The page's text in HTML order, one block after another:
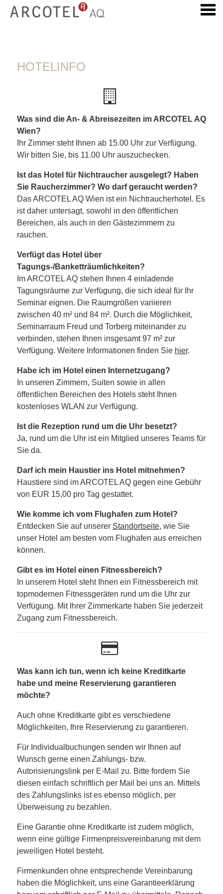
HOTELINFO
Was sind die An- & Abreisezeiten im ARCOTEL AQ
Wien?
Ihr Zimmer steht Ihnen ab 15.00 Uhr zur Verfügung.
Wir bitten Sie, bis 11.00 Uhr auszuchecken.
Ist das Hotel für Nichtraucher ausgelegt? Haben
Sie Raucherzimmer? Wo darf geraucht werden?
Das ARCOTEL AQ Wien ist ein Nichtraucherhotel. Es
ist daher untersagt, sowohl in den öffentlichen
Bereichen, als auch in den Gästezimmern zu
rauchen.
Verfügt das Hotel über
Tagungs-/Banketträumlichkeiten?
Im ARCOTEL AQ stehen Ihnen 4 einladende
Tagungsräume zur Verfügung, die sich ideal für Ihr
Seminar eignen. Die Raumgrößen variieren
zwischen 40 m² und 84 m². Durch die Möglichkeit,
Seminarraum Freud und Torberg miteinander zu
verbinden, stehen Ihnen insgesamt 97 m² zur
Verfügung. Weitere Informationen finden Sie hier.
Habe ich im Hotel einen Internetzugang?
In unseren Zimmern, Suiten sowie in allen
öffentlichen Bereichen des Hotels steht Ihnen
kostenloses WLAN zur Verfügung.
Ist die Rezeption rund um die Uhr besetzt?
Ja, rund um die Uhr ist ein Mitglied unseres Teams für
Sie da.
Darf ich mein Haustier ins Hotel mitnehmen?
Haustiere sind im ARCOTEL AQ gegen eine Gebühr
von EUR 15,00 pro Tag gestattet.
Wie komme ich vom Flughafen zum Hotel?
Entdecken Sie auf unserer Standortseite, wie Sie
unser Hotel am besten vom Flughafen aus erreichen
können.
Gibt es im Hotel einen Fitnessbereich?
In unserem Hotel steht Ihnen ein Fitnessbereich mit
topmodernen Fitnessgeräten rund um die Uhr zur
Verfügung. Mit Ihrer Zimmerkarte haben Sie jederzeit
Zugang zum Fitnessbereich.
Was kann ich tun, wenn ich keine Kreditkarte
habe und meine Reservierung garantieren
möchte?
Auch ohne Kreditkarte gibt es verschiedene
Möglichkeiten, Ihre Reservierung zu garantieren.
Für Individualbuchungen senden wir Ihnen auf
Wunsch gerne einen Zahlungs- bzw.
Autorisierungslink per E-Mail zu. Bitte fordern Sie
diesen einfach schriftlich per Mail bei uns an. Mittels
des Zahlungslinks ist es ebenso möglich, per
Überweisung zu bezahlen.
Eine Garantie ohne Kreditkarte ist zudem möglich,
wenn eine gültige Firmenpreisvereinbarung mit dem
jeweiligen Hotel besteht.
Firmenkunden ohne entsprechende Vereinbarung
haben die Möglichkeit, uns eine Garantieerklärung